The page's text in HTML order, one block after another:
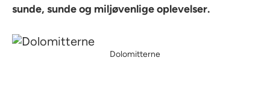
sunde, sunde og miljøvenlige oplevelser.
Dolomitterne